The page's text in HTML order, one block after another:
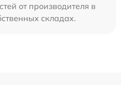
от производителя в
складах.